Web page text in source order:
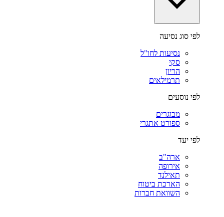
לפי סוג נסיעה
נסיעות לחו"ל
סקי
הריון
תרמילאים
לפי נוסעים
מבוגרים
ספורט אתגרי
לפי יעד
ארה"ב
אירופה
תאילנד
הארכת ביטוח
השוואת חברות